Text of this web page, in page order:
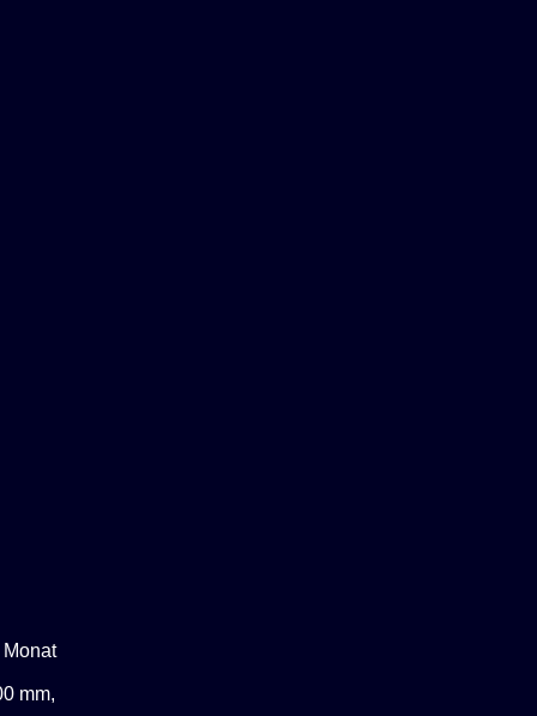
mm,